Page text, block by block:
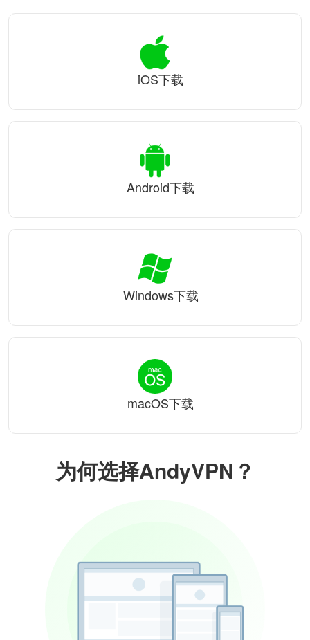
为何选择AndyVPN？
iOS下载
Android下载
Windows下载
macOS下载